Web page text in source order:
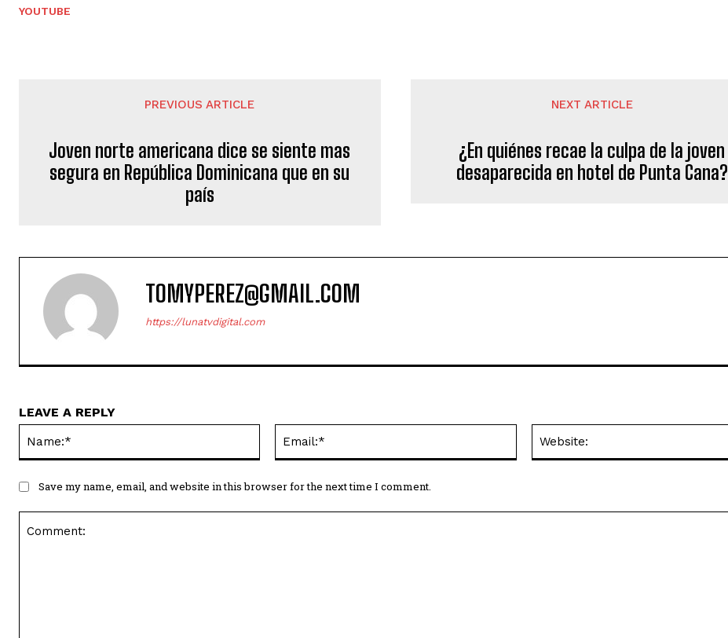
YOUTUBE
PREVIOUS ARTICLE
Joven norte americana dice se siente mas
segura en República Dominicana que en su
país
NEXT ARTICLE
¿En quiénes recae la culpa de la joven
desaparecida en hotel de Punta Cana?
TOMYPEREZ@GMAIL.COM
https://lunatvdigital.com
LEAVE A REPLY
Save my name, email, and website in this browser for the next time I comment.